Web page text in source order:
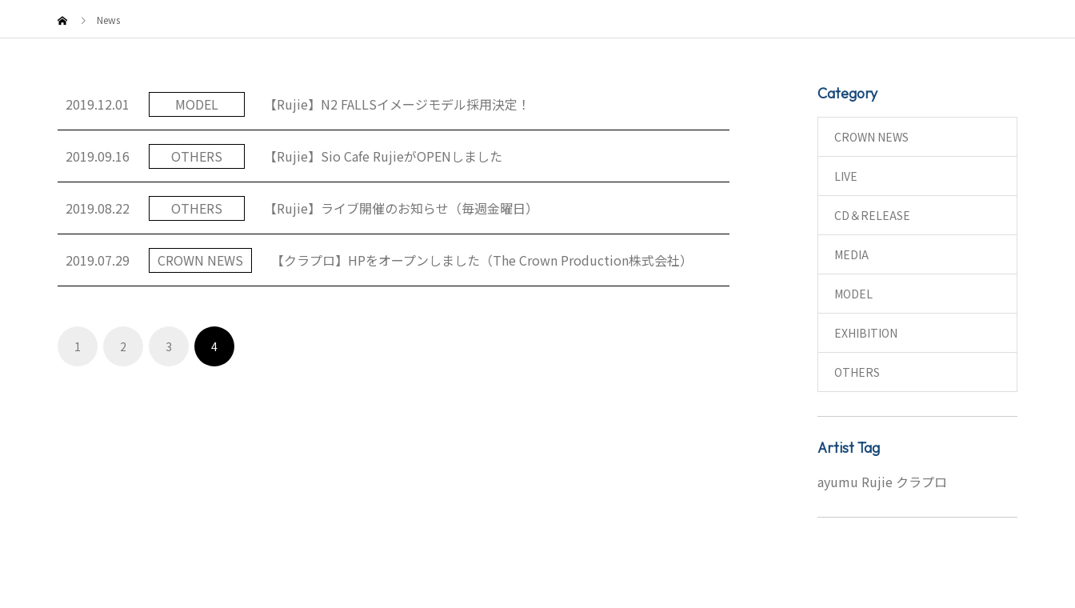
News
2019.12.01 MODEL 【Rujie】N2 FALLSイメージモデル採用決定！
2019.09.16 OTHERS 【Rujie】Sio Cafe RujieがOPENしました
2019.08.22 OTHERS 【Rujie】ライブ開催のお知らせ（毎週金曜日）
2019.07.29 CROWN NEWS 【クラプロ】HPをオープンしました（The Crown Production株式会社）
1 2 3 4
Category
CROWN NEWS
LIVE
CD＆RELEASE
MEDIA
MODEL
EXHIBITION
OTHERS
Artist Tag
ayumu Rujie クラプロ